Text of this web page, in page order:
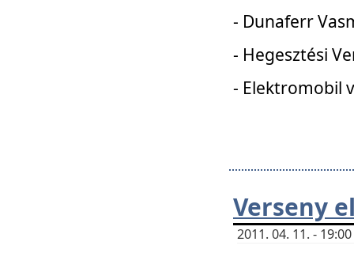
- Dunaferr
- Hegesztési
- Elektromobil
Verseny
2011. 04. 11. -